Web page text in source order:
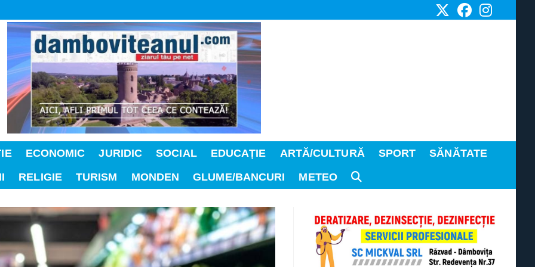
ECONOMIC JURIDIC SOCIAL EDUCAȚIE ARTĂ/CULTURĂ SPORT
SĂNĂTATE
RELIGIE TURISM MONDEN GLUME/BANCURI METEO TOGGLE
SEARCH